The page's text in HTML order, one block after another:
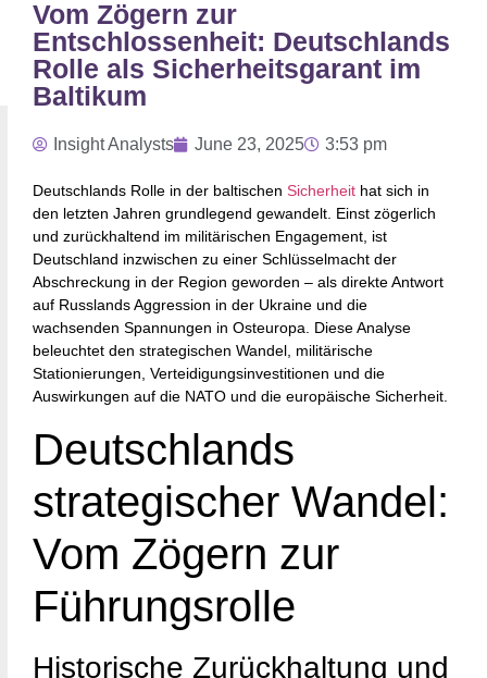
Vom Zögern zur
Entschlossenheit: Deutschlands
Rolle als Sicherheitsgarant im
Baltikum
Insight Analysts June 23, 2025 3:53 pm
Deutschlands Rolle in der baltischen Sicherheit hat sich in
den letzten Jahren grundlegend gewandelt. Einst zögerlich
und zurückhaltend im militärischen Engagement, ist
Deutschland inzwischen zu einer Schlüsselmacht der
Abschreckung in der Region geworden – als direkte Antwort
auf Russlands Aggression in der Ukraine und die
wachsenden Spannungen in Osteuropa. Diese Analyse
beleuchtet den strategischen Wandel, militärische
Stationierungen, Verteidigungsinvestitionen und die
Auswirkungen auf die NATO und die europäische Sicherheit.
Deutschlands
strategischer Wandel:
Vom Zögern zur
Führungsrolle
Historische Zurückhaltung und